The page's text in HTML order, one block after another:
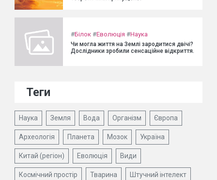
#Білок #Еволюція #Наука
Чи могла життя на Землі зародитися двічі?
Дослідники зробили сенсаційне відкриття.
Теги
Наука Земля Вода Організм Європа
Археологія Планета Мозок Україна
Китай (регіон) Еволюція Види
Космічний простір Тварина Штучний інтелект